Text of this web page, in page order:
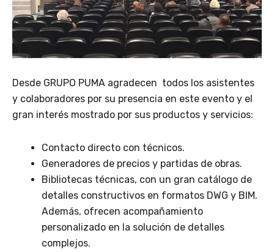
Desde GRUPO PUMA agradecen todos los asistentes
y colaboradores por su presencia en este evento y el
gran interés mostrado por sus productos y servicios:
Contacto directo con técnicos.
Generadores de precios y partidas de obras.
Bibliotecas técnicas, con un gran catálogo de
detalles constructivos en formatos DWG y BIM.
Además, ofrecen acompañamiento
personalizado en la solución de detalles
complejos.